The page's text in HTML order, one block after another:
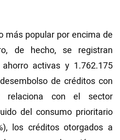
más popular por encima de
de hecho, se registran
activas y 1.762.175
de créditos con
relaciona con el sector
del consumo prioritario
los créditos otorgados a